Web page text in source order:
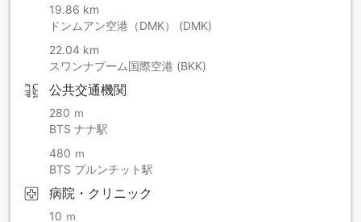
19.86 km
ドンムアン空港（DMK） (DMK)
22.04 km
スワンナプーム国際空港 (BKK)
公共交通機関
280 ｍ
BTS ナナ駅
480 ｍ
BTS プルンチット駅
病院・クリニック
10 ｍ